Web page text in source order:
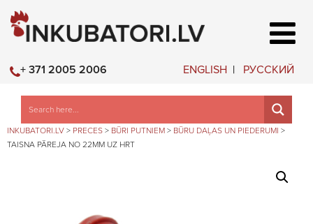
ENGLISH РУССКИЙ
+ 371 2005 2006
INKUBATORI.LV > PRECES > BŪRI PUTNIEM > BŪRU DAĻAS UN PIEDERUMI >
TAISNA PĀREJA NO 22MM UZ HRT